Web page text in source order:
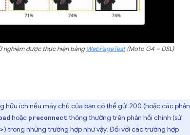
nghiệm được thực hiện bằng WebPageTest(Moto G4 – DSL)
hữu ích nếu máy chủ của bạn có thể gửi 200 (hoặc các phản
hoặc preconnect thông thường trên phản hồi chính (sử
) trong những trường hợp như vậy. Đối với các trường hợp